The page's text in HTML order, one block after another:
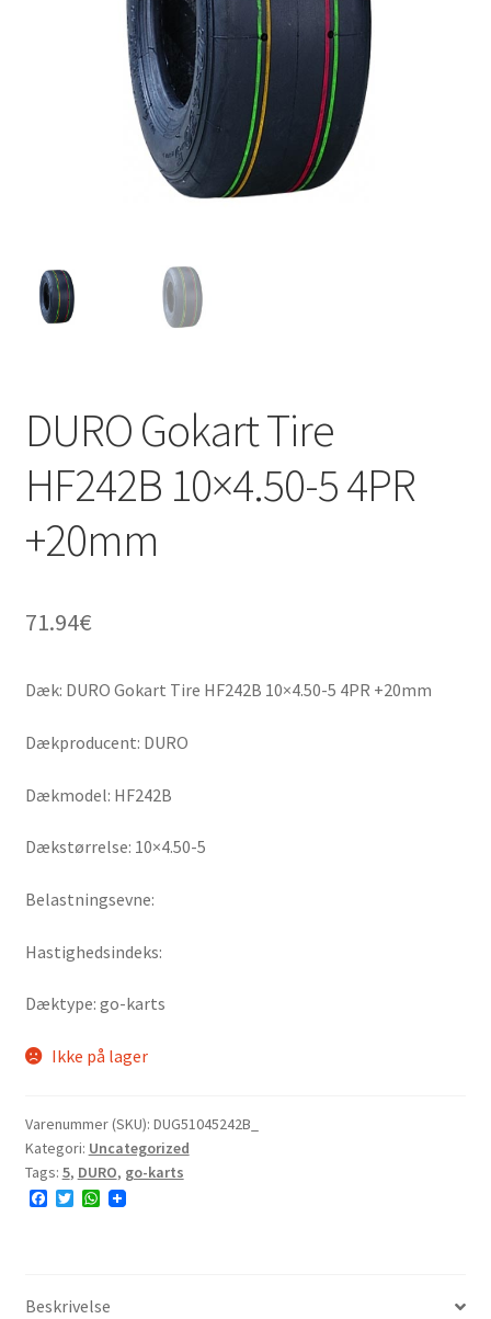
DURO Gokart Tire
HF242B 10×4.50-5 4PR
+20mm
71.94€
Dæk: DURO Gokart Tire HF242B 10×4.50-5 4PR +20mm
Dækproducent: DURO
Dækmodel: HF242B
Dækstørrelse: 10×4.50-5
Belastningsevne:
Hastighedsindeks:
Dæktype: go-karts
Ikke på lager
Varenummer (SKU): DUG51045242B_
Kategori: Uncategorized
Tags: 5, DURO, go-karts
F
o
T
r
W
p
Beskrivelse